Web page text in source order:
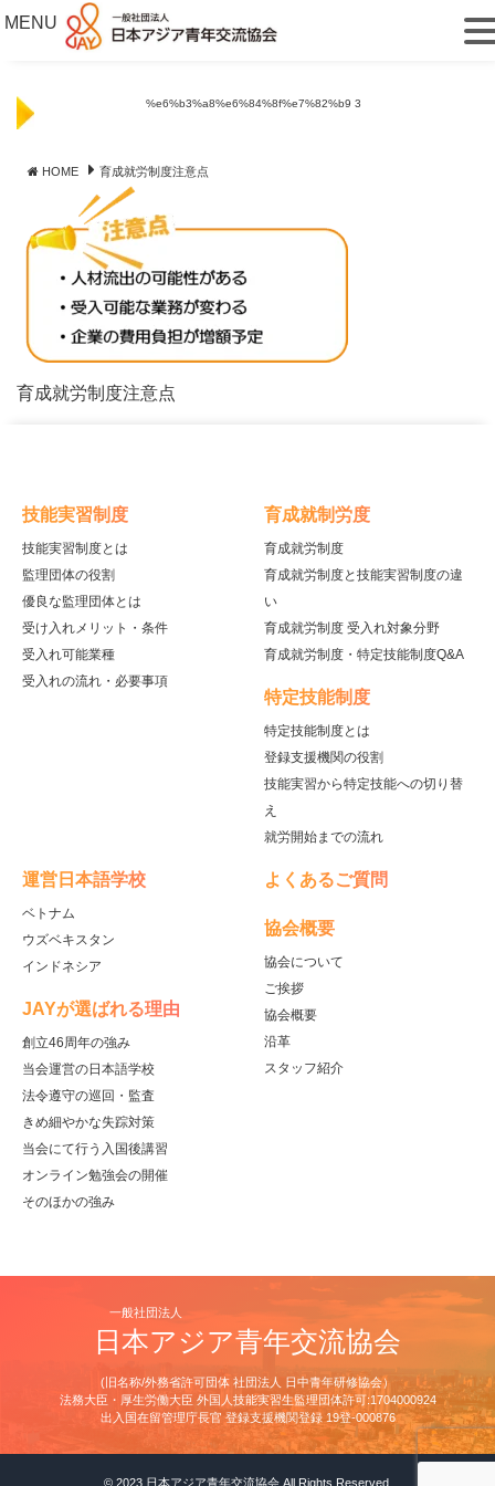
%e6%b3%a8%e6%84%8f%e7%82%b9 3
HOME 育成就労制度注意点
育成就労制度注意点
技能実習制度
技能実習制度とは
監理団体の役割
優良な監理団体とは
受け入れメリット・条件
受入れ可能業種
受入れの流れ・必要事項
育成就制労度
育成就労制度
育成就労制度と技能実習制度の違
い
育成就労制度 受入れ対象分野
育成就労制度・特定技能制度Q&A
特定技能制度
特定技能制度とは
登録支援機関の役割
技能実習から特定技能への切り替
え
就労開始までの流れ
運営日本語学校
ベトナム
ウズベキスタン
インドネシア
JAYが選ばれる理由
創立46周年の強み
当会運営の日本語学校
法令遵守の巡回・監査
きめ細やかな失踪対策
当会にて行う入国後講習
オンライン勉強会の開催
そのほかの強み
よくあるご質問
協会概要
協会について
ご挨拶
協会概要
沿革
スタッフ紹介
一般社団法人
日本アジア青年交流協会
(旧名称/外務省許可団体 社団法人 日中青年研修協会）
法務大臣・厚生労働大臣 外国人技能実習生監理団体許可:1704000924
出⼊国在留管理庁⻑官 登録⽀援機関登録 19登-000876
© 2023 日本アジア青年交流協会 All Rights Reserved.
MENU